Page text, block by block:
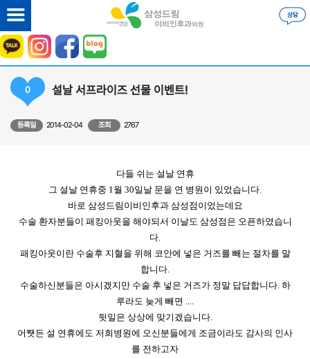
0 설날 서프라이즈 선물 이벤트!
등록일 2014-02-04 조회 2767
다들 쉬는 설날 연휴
그 설날 연휴중 1월 30일날 문을 연 병원이 있었습니다.
바로 삼성드림이비인후과 삼성점이었는데요
수술 환자분들이 패킹아웃을 해야되서 이날도 삼성점은 오픈하였습니
다.
패킹아웃이란 수술후 지혈을 위해 코안에 넣은 거즈를 빼는 절차를 말
합니다.
수술하신분들은 아시겠지만 수술 후 넣은 거즈가 정말 답답합니다. 하
루라도 늦게 빼면 ....
뒷일은 상상에 맞기겠습니다.
어쨋든 설 연휴에도 저희병원에 오신분들에게 조금이라도 감사의 인사
를 전하고자